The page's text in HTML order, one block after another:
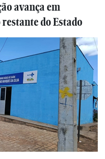
avança em
do Estado